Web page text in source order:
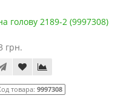
голову 2189-2 (9997308)
грн.
товара: 9997308